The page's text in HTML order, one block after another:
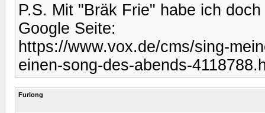
P.S. Mit "Bräk Frie" habe ich
Google Seite:
https://www.vox.de/cms/sing-
einen-song-des-abends-
Furlong